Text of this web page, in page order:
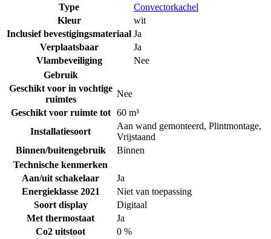
Type
Convectorkachel
Kleur
wit
Inclusief bevestigingsmateriaal Ja
Verplaatsbaar
Ja
Vlambeveiliging
Nee
Gebruik
Geschikt voor in vochtige
ruimtes
Nee
Geschikt voor ruimte tot
60 m³
Installatiesoort
Aan wand gemonteerd, Plintmontage,
Vrijstaand
Binnen/buitengebruik
Binnen
Technische kenmerken
Aan/uit schakelaar
Ja
Energieklasse 2021
Niet van toepassing
Soort display
Digitaal
Met thermostaat
Ja
Co2 uitstoot
0 %